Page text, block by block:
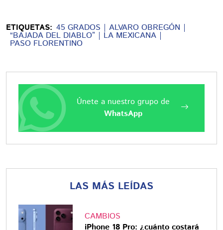
ETIQUETAS: 45 GRADOS ALVARO OBREGÓN
“BAJADA DEL DIABLO” LA MEXICANA
PASO FLORENTINO
Únete a nuestro grupo de
WhatsApp
LAS MÁS LEÍDAS
CAMBIOS
iPhone 18 Pro: ¿cuánto costará